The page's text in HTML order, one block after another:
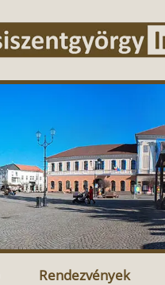
Rendezvények